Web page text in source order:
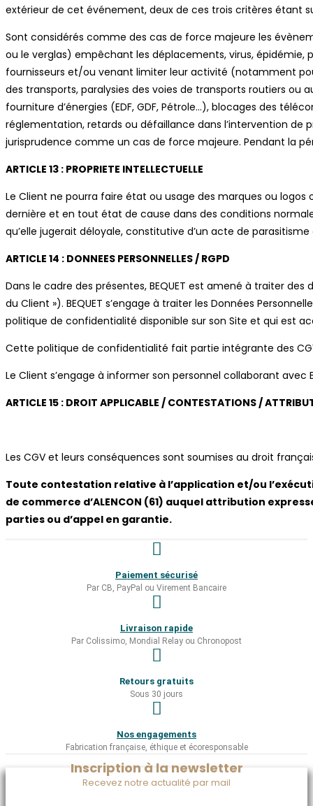
extérieur de cet événement, deux de ces trois critères étant
Sont considérés comme des cas de force majeure les
ou le verglas) empêchant les déplacements, virus,
fournisseurs et/ou venant limiter leur activité (notamment
des transports, paralysies des voies de transports routiers
fourniture d’énergies (EDF, GDF, Pétrole…), blocages des
réglementation, retards ou défaillance dans l’intervention
jurisprudence comme un cas de force majeure. Pendant la
ARTICLE 13 : PROPRIETE INTELLECTUELLE
Le Client ne pourra faire état ou usage des marques ou
dernière et en tout état de cause dans des conditions
qu’elle jugerait déloyale, constitutive d’un acte de
ARTICLE 14 : DONNEES PERSONNELLES / RGPD
Dans le cadre des présentes, BEQUET est amené à traiter
du Client »). BEQUET s’engage à traiter les Données
politique de confidentialité disponible sur son Site et qui est
Cette politique de confidentialité fait partie intégrante des
Le Client s’engage à informer son personnel collaborant avec
ARTICLE 15 : DROIT APPLICABLE / CONTESTATIONS /
Les CGV et leurs conséquences sont soumises au droit
Toute contestation relative à l’application et/ou
de commerce d’ALENCON (61) auquel attribution
parties ou d’appel en garantie.
Paiement sécurisé
Par CB, PayPal ou Virement Bancaire
Livraison rapide
Par Colissimo, Mondial Relay ou Chronopost
Retours gratuits
Sous 30 jours
Nos engagements
Fabrication française, éthique et écoresponsable
Inscription à la newsletter
Recevez notre actualité par mail